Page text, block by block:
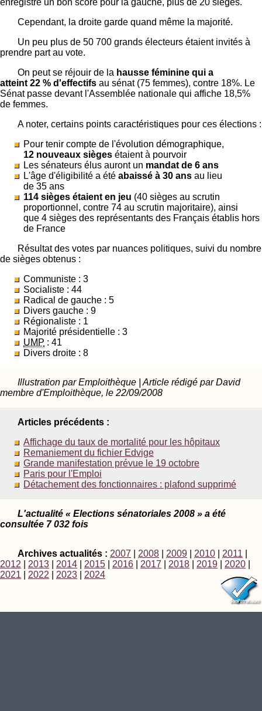
enregistré un bon score pour la gauche, plus de 20 sièges.
Cependant, la droite garde quand même la majorité.
Un peu plus de 50 700 grands électeurs étaient invités à
prendre part au vote.
On peut se réjouir de la hausse féminine qui a
atteint 22 % d'effectifs au sénat (75 femmes), contre 18%. Le
Sénat passe devant l'Assemblée nationale qui affiche 18,5%
de femmes.
A noter, certains points caractéristiques pour ces élections :
Pour tenir compte de l'évolution démographique,
12 nouveaux sièges étaient à pourvoir
Les sénateurs élus auront un mandat de 6 ans
L'âge d'éligibilité a été abaissé à 30 ans au lieu
de 35 ans
114 sièges étaient en jeu (40 sièges au scrutin
proportionnel, contre 74 au scrutin majoritaire), ainsi
que 4 sièges des représentants des Français établis hors
de France
Résultat des votes par nuances politiques, suivi du nombre
de sièges obtenus :
Communiste : 3
Socialiste : 44
Radical de gauche : 5
Divers gauche : 9
Régionaliste : 1
Majorité présidentielle : 3
UMP : 41
Divers droite : 8
Illustration par Emploithèque | Article rédigé par David
membre d'Emploithèque, le 22/09/2008
Articles précédents :
Affichage du taux de mortalité pour les hôpitaux
Remaniement du fichier Edvige
Grande manifestation prévue le 19 octobre
Paris pour l'Emploi
Détachement des fonctionnaires : plafond supprimé
L'actualité « Elections sénatoriales 2008 » a été
consultée 7 032 fois
Archives actualités : 2007 2008 2009 2010 2011
2012
2013 2014 2015 2016 2017 2018 2019 2020
2021
2022 2023 2024